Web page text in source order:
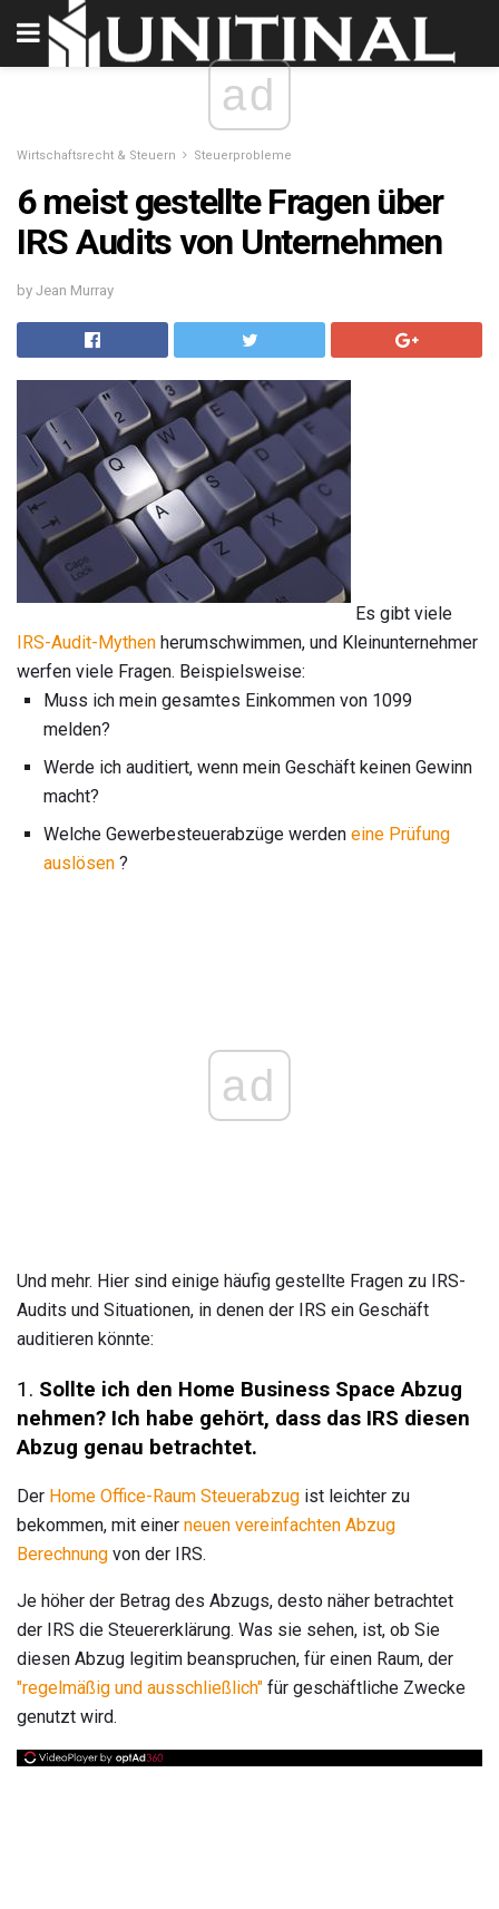
ad
Wirtschaftsrecht & Steuern Steuerprobleme
6 meist gestellte Fragen über
IRS Audits von Unternehmen
by Jean Murray
Es gibt viele
IRS-Audit-Mythen herumschwimmen, und Kleinunternehmer
werfen viele Fragen. Beispielsweise:
Muss ich mein gesamtes Einkommen von 1099
melden?
Werde ich auditiert, wenn mein Geschäft keinen Gewinn
macht?
Welche Gewerbesteuerabzüge werden eine Prüfung
auslösen ?
ad
Und mehr. Hier sind einige häufig gestellte Fragen zu IRS-
Audits und Situationen, in denen der IRS ein Geschäft
auditieren könnte:
1. Sollte ich den Home Business Space Abzug
nehmen? Ich habe gehört, dass das IRS diesen
Abzug genau betrachtet.
Der Home Office-Raum Steuerabzug ist leichter zu
bekommen, mit einer neuen vereinfachten Abzug
Berechnung von der IRS.
Je höher der Betrag des Abzugs, desto näher betrachtet
der IRS die Steuererklärung. Was sie sehen, ist, ob Sie
diesen Abzug legitim beanspruchen, für einen Raum, der
"regelmäßig und ausschließlich" für geschäftliche Zwecke
genutzt wird.